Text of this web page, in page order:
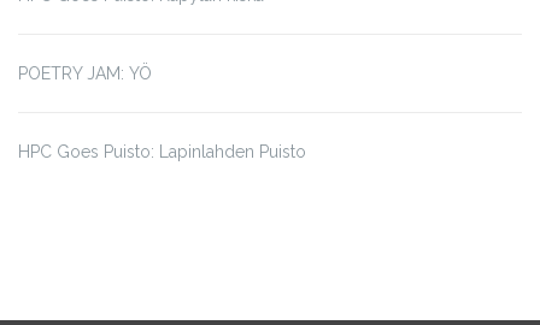
POETRY JAM: YÖ
HPC Goes Puisto: Lapinlahden Puisto